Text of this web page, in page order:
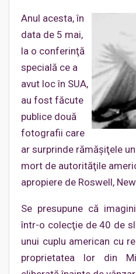
Anul acesta, în
data de 5 mai,
la o conferinţă
specială ce a
avut loc în SUA,
au fost făcute
publice două
fotografii care
ar surprinde rămăşiţele
mort de autorităţile
apropiere de Roswell,
Se presupune că
într-o colecţie de 40 de
unui cuplu american cu
proprietatea lor din